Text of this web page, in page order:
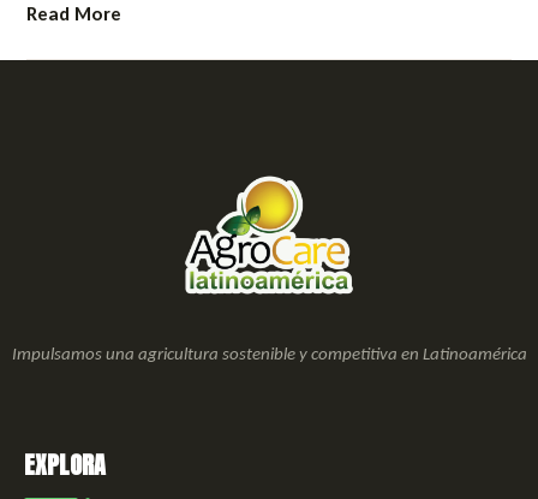
Read More
Impulsamos una agricultura sostenible y competitiva en Latinoamérica
EXPLORA